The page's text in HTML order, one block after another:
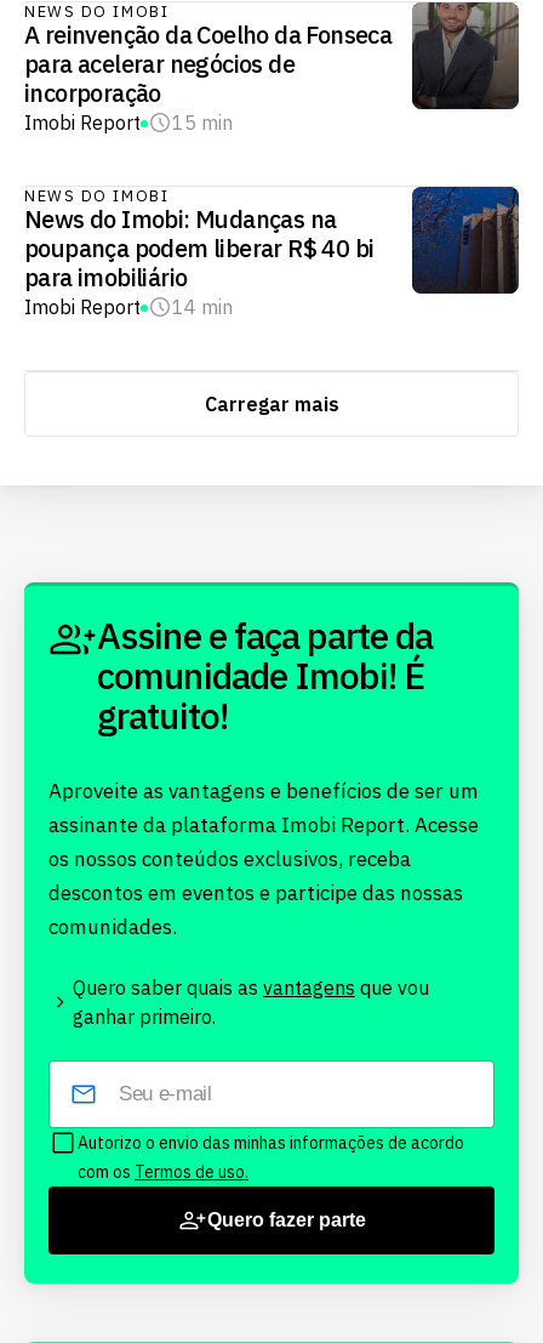
NEWS DO IMOBI
A reinvenção da Coelho da Fonseca
para acelerar negócios de
incorporação
Imobi Report 15 min
NEWS DO IMOBI
News do Imobi: Mudanças na
poupança podem liberar R$ 40 bi
para imobiliário
Imobi Report 14 min
Carregar mais
Assine e faça parte da
comunidade Imobi! É
gratuito!
Aproveite as vantagens e benefícios de ser um
assinante da plataforma Imobi Report. Acesse
os nossos conteúdos exclusivos, receba
descontos em eventos e participe das nossas
comunidades.
Quero saber quais as vantagens que vou
ganhar primeiro.
Autorizo o envio das minhas informações de acordo
com os Termos de uso.
Quero fazer parte